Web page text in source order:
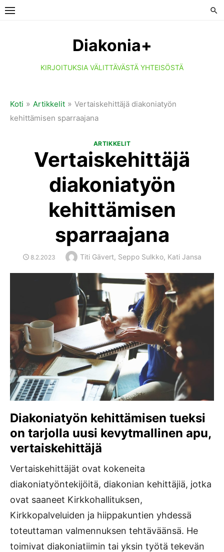
Skip
Diakonia+
KIRJOITUKSIA VÄLITTÄVÄSTÄ YHTEISÖSTÄ
Koti » Artikkelit » Vertaiskehittäjä diakoniatyön
kehittämisen sparraajana
ARTIKKELIT
Vertaiskehittäjä
diakoniatyön
kehittämisen
sparraajana
POSTED
8.2.2023 Author
Titi Gävert, Seppo Sulkko, Kati Jansa
Diakoniatyön kehittämisen tueksi
on tarjolla uusi kevytmallinen apu,
vertaiskehittäjä
Vertaiskehittäjät ovat kokeneita
diakoniatyöntekijöitä, diakonian kehittäjiä, jotka
ovat saaneet Kirkkohallituksen,
Kirkkopalveluiden ja hiippakuntien yhdessä
toteuttaman valmennuksen tehtäväänsä. He
toimivat diakoniatiimin tai yksin työtä tekevän